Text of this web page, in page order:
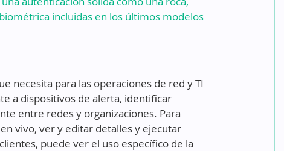
incluidas en los últimos modelos
necesita para las operaciones de red y TI
a dispositivos de alerta, identificar
entre redes y organizaciones. Para
vivo, ver y editar detalles y ejecutar
puede ver el uso específico de la